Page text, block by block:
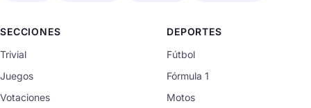
SECCIONES
Trivial
Juegos
Votaciones
DEPORTES
Fútbol
Fórmula 1
Motos